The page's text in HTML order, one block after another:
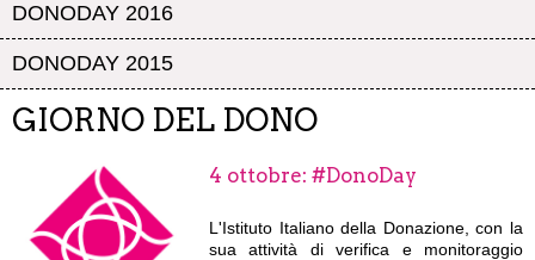
DONODAY 2016
DONODAY 2015
GIORNO DEL DONO
4 ottobre: #DonoDay
L'Istituto Italiano della Donazione, con la
sua attività di verifica e monitoraggio